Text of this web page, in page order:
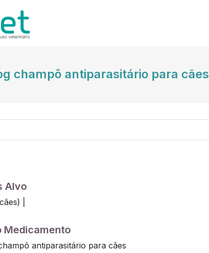
champô antiparasitário para cães
Alvo
|
Medicamento
antiparasitário para cães